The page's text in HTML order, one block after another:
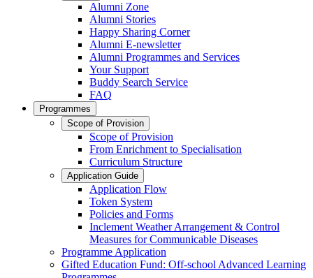
Alumni Zone
Alumni Stories
Happy Sharing Corner
Alumni E-newsletter
Alumni Programmes and Services
Your Support
Buddy Search Service
FAQ
Programmes
Scope of Provision
Scope of Provision
From Enrichment to Specialisation
Curriculum Structure
Application Guide
Application Flow
Token System
Policies and Forms
Inclement Weather Arrangement & Control
Measures for Communicable Diseases
Programme Application
Gifted Education Fund: Off-school Advanced Learning